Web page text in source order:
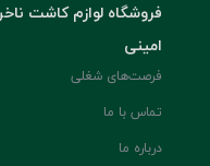
فروشگاه لوازم کاشت
امینی
فرصت‌های شغلی
تماس با ما
درباره ما